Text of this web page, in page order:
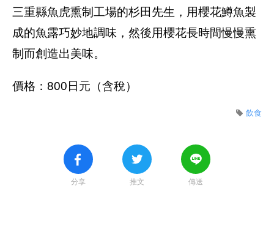
三重縣魚虎熏制工場的杉田先生，用櫻花鱒魚製
成的魚露巧妙地調味，然後用櫻花長時間慢慢熏
制而創造出美味。
價格：800日元（含稅）
飲食
分享 推文 傳送